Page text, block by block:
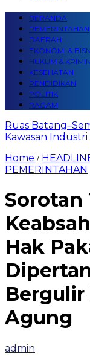
BERANDA
PEMERINTAHAN
DAERAH
EKONOMI &
HUKUM &
KESEHATAN
PENDIDIKAN
POLITIK
RAGAM
Ruas
Kawasan
Home /
PEMERINTAHAN
Sorotan
Hak
Bergulir
Agung
admin